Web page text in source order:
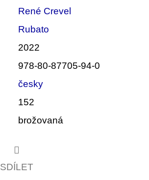
René Crevel
Rubato
2022
978-80-87705-94-0
česky
152
brožovaná
SDÍLET